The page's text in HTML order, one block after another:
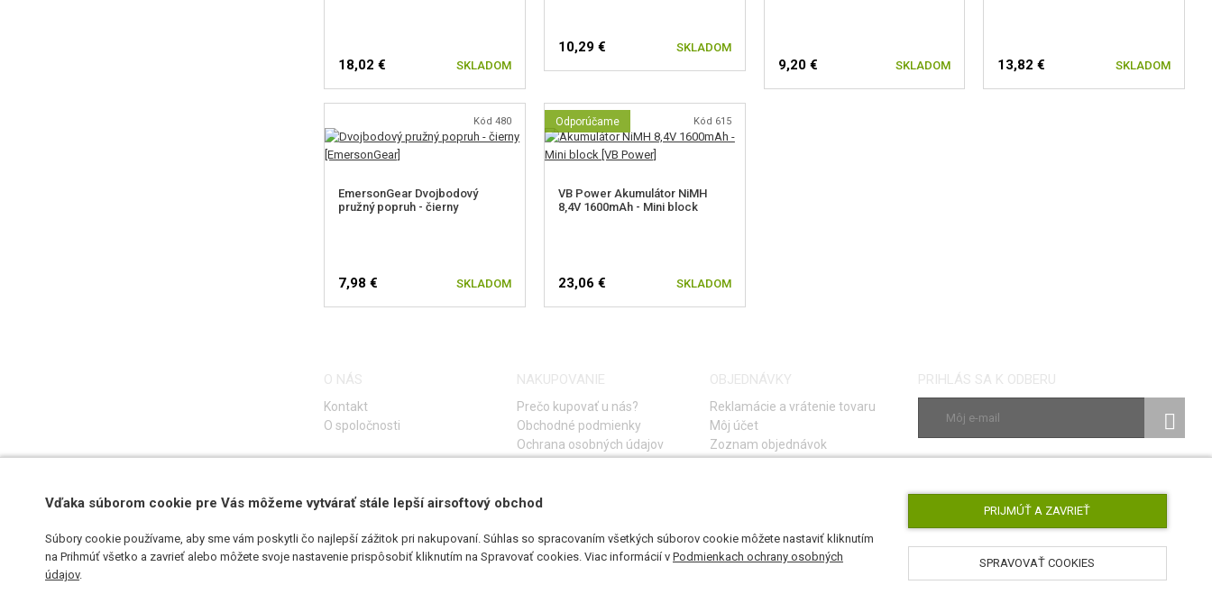
18,02 € SKLADOM
10,29 € SKLADOM
9,20 € SKLADOM 13,82 € SKLADOM
Kód 480
EmersonGear Dvojbodový
pružný popruh - čierny
7,98 € SKLADOM
Odporúčame Kód 615
VB Power Akumulátor NiMH
8,4V 1600mAh - Mini block
23,06 € SKLADOM
O NÁS
Kontakt
O spoločnosti
NAKUPOVANIE
Prečo kupovať u nás?
Obchodné podmienky
Ochrana osobných údajov
OBJEDNÁVKY
Reklamácie a vrátenie tovaru
Môj účet
Zoznam objednávok
PRIHLÁS SA K ODBERU
AirsoftPro.sk © 2026
Vďaka súborom cookie pre Vás môžeme vytvárať stále lepší airsoftový obchod
Súbory cookie používame, aby sme vám poskytli čo najlepší zážitok pri nakupovaní. Súhlas so spracovaním všetkých súborov cookie môžete nastaviť kliknutím
na Prihmúť všetko a zavrieť alebo môžete svoje nastavenie prispôsobiť kliknutím na Spravovať cookies. Viac informácií v Podmienkach ochrany osobných
údajov.
PRIJMÚŤ A ZAVRIEŤ
SPRAVOVAŤ COOKIES